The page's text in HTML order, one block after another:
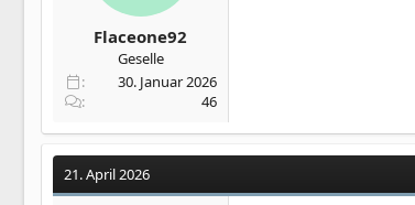
Flaceone92
Geselle
30. Januar 2026
46
21. April 2026